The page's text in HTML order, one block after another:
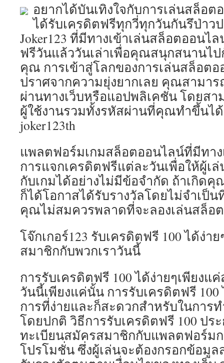
อยากได้บันเทิงใจกับการเล่นสล็อ
ได้รับเครดิตฟรีทุกวี่ทุกวันกันรึป่าว
Joker123 ที่มีทางเข้าเล่นสล็อตออนไ
ฟรีวันแล้ววันเล่าเพื่อคุณสนุกสนานไป
คุณ การเข้าสู่โลกของการเล่นสล็อตอ
ปราศจากความยุ่งยากเลย คุณสามาร
ผ่านทางเว็บหรือแอปพลิเคชัน โดยสา
ผู้ใช้งานรวมทั้งรหัสผ่านที่คุณทำขึ้นได้
joker123th
แพลตฟอร์มเกมสล็อตออนไลน์ที่มีทาง
การแจกเครดิตฟรีแต่ละวันเพื่อให้ผู้เ
กับเกมได้อย่างไม่มีข้อจำกัด ถ้าเกิด
ก็ได้โอกาสได้รับรางวัลโดยไม่จำเป็
คุณไม่สมควรพลาดที่จะลองเล่นสล็อ
โจ๊กเกอร์123 รับเครดิตฟรี 100 ได้ง่า
สมาชิกกับพวกเราวันนี้
การรับเครดิตฟรี 100 ได้ง่ายๆเพียงแ
วันนี้เพียงแค่นั้น การรับเครดิตฟรี 100
การที่ง่ายและก็สะดวกสำหรับในการ
โดยปกติ วิธีการรับเครดิตฟรี 100 ปร
ทะเบียนสมัครสมาชิกกับแพลตฟอร์ม
โปรโมชั่น ซึ่งผู้เล่นจะต้องกรอกข้อมู